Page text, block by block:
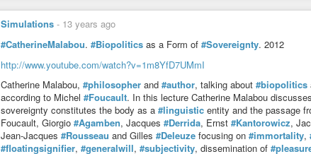
I hope we can become “friends/acquaintances.”
Simulations - 13 years ago
#CatherineMalabou. #Biopolitics as a Form of #Sovereignty. 2012
http://www.youtube.com/watch?v=1m8YfD7UMmI
Catherine Malabou, #philosopher and #author, talking about #biopolitics
according to Michel #Foucault. In this lecture Catherine Malabou
sovereignty constitutes the body as a #linguistic entity and the passage
Foucault, Giorgio #Agamben, Jacques #Derrida, Ernst #Kantorowicz,
Jean-Jacques #Rousseau and Gilles #Deleuze focusing on #immortality,
#floatingsignifier, #generalwill, #subjectivity, dissemination of